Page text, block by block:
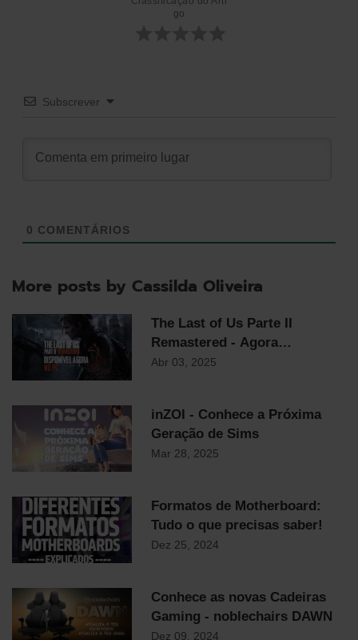
go
Subscrever
0 COMENTÁRIOS
More posts by Cassilda Oliveira
The Last of Us Parte II
Remastered - Agora
Disponível em PC
Abr 03, 2025
inZOI - Conhece a Próxima
Geração de Sims
Mar 28, 2025
Formatos de Motherboard:
Tudo o que precisas saber!
Dez 25, 2024
Conhece as novas Cadeiras
Gaming - noblechairs DAWN
Dez 09, 2024